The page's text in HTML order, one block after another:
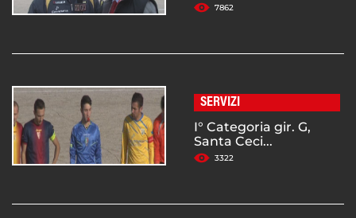
7862
SERVIZI
I° Categoria gir. G,
Santa Ceci...
3322